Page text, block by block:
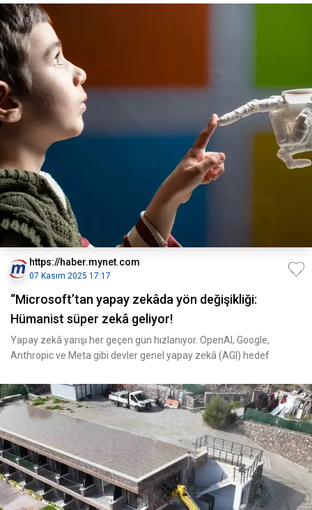
https://haber.mynet.com
07 Kasım 2025 17:17
“Microsoft’tan yapay zekâda yön değişikliği:
Hümanist süper zekâ geliyor!
Yapay zekâ yarışı her geçen gün hızlanıyor. OpenAI, Google,
Anthropic ve Meta gibi devler genel yapay zekâ (AGI) hedef